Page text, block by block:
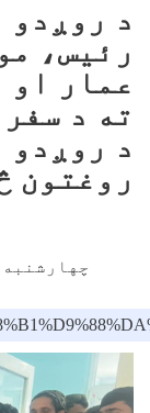
د روږدو
رئیس،
عمار او
ته د
روغتون
چهارشنبه ۱۴۰۵/۲/۱۶ - ۱۳:۵۴